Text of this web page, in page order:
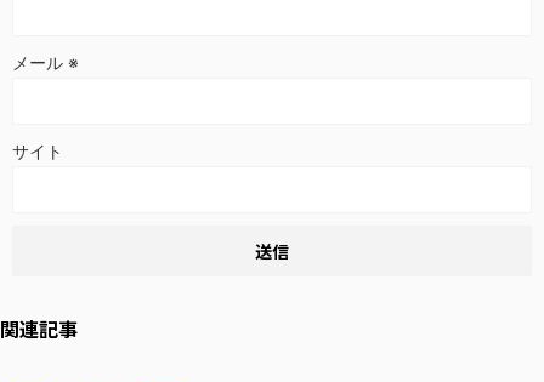
メール ※
サイト
関連記事